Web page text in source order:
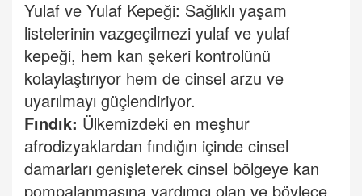
Yulaf ve Yulaf Kepeği: Sağlıklı yaşam
listelerinin vazgeçilmezi yulaf ve yulaf
kepeği, hem kan şekeri kontrolünü
kolaylaştırıyor hem de cinsel arzu ve
uyarılmayı güçlendiriyor.
Fındık: Ülkemizdeki en meşhur
afrodizyaklardan fındığın içinde cinsel
damarları genişleterek cinsel bölgeye kan
pompalanmasına yardımcı olan ve böylece